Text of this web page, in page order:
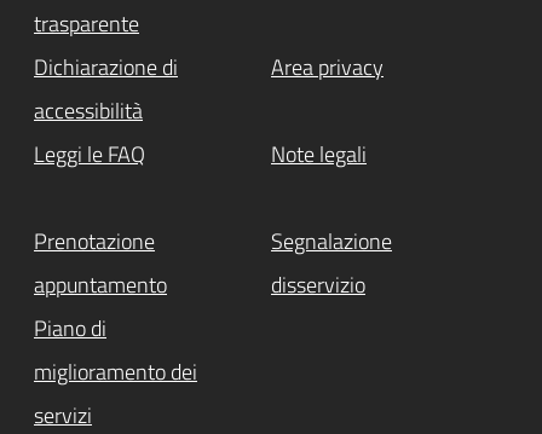
trasparente
Dichiarazione di
accessibilità
Area privacy
Leggi le FAQ Note legali
Prenotazione
appuntamento
Segnalazione
disservizio
Piano di
miglioramento dei
servizi